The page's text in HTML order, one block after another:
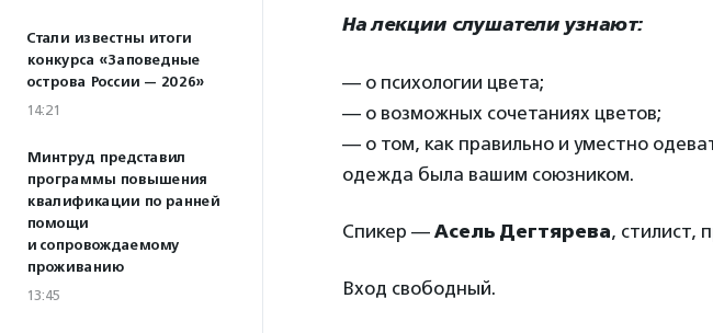
Стали известны итоги
конкурса «Заповедные
острова России — 2026»
14:21
Минтруд представил
программы повышения
квалификации по ранней
помощи
и сопровождаемому
проживанию
13:45
На лекции слушатели узнают:
— о психологии цвета;
— о возможных сочетаниях цветов;
— о том, как правильно и уместно
одежда была вашим союзником.
Спикер — Асель Дегтярева, стилист,
Вход свободный.